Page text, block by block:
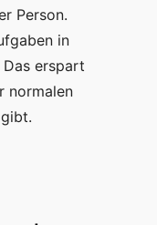
Person.
in
erspart
normalen